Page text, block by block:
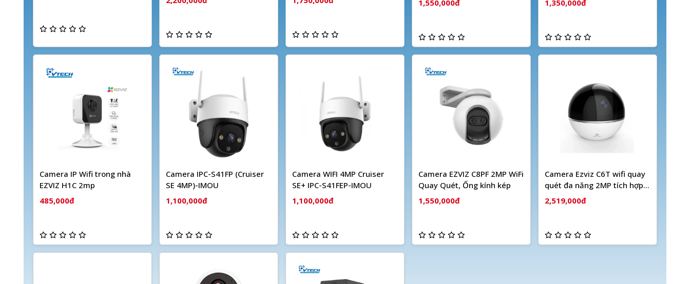
1,550,000đ
1,350,000đ
Camera IP Wifi trong nhà
EZVIZ H1C 2mp
485,000đ
Camera IPC-S41FP (Cruiser
SE 4MP)-IMOU
1,100,000đ
Camera WIFI 4MP Cruiser
SE+ IPC-S41FEP-IMOU
1,100,000đ
Camera EZVIZ C8PF 2MP WiFi
Quay Quét, Ống kính kép
1,550,000đ
Camera Ezviz C6T wifi quay
quét đa năng 2MP tích hợp
báo động
2,519,000đ